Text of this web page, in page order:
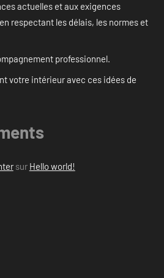
actuelles et aux exigences
respectant les délais, les normes et
professionnel.
votre intérieur avec ces idées de
sur Hello world!